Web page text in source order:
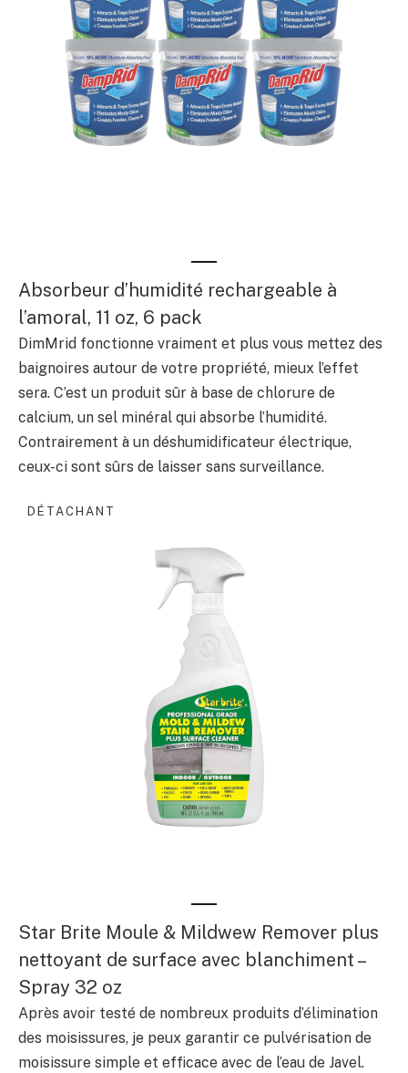
Absorbeur d’humidité rechargeable à
l’amoral, 11 oz, 6 pack
DimMrid fonctionne vraiment et plus vous mettez des
baignoires autour de votre propriété, mieux l’effet
sera. C’est un produit sûr à base de chlorure de
calcium, un sel minéral qui absorbe l’humidité.
Contrairement à un déshumidificateur électrique,
ceux-ci sont sûrs de laisser sans surveillance.
DÉTACHANT
Star Brite Moule & Mildwew Remover plus
nettoyant de surface avec blanchiment –
Spray 32 oz
Après avoir testé de nombreux produits d’élimination
des moisissures, je peux garantir ce pulvérisation de
moisissure simple et efficace avec de l’eau de Javel.